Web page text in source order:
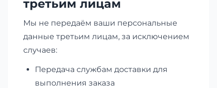
третьим лицам
Мы не передаём ваши персональные
данные третьим лицам, за исключением
случаев:
Передача службам доставки для
выполнения заказа